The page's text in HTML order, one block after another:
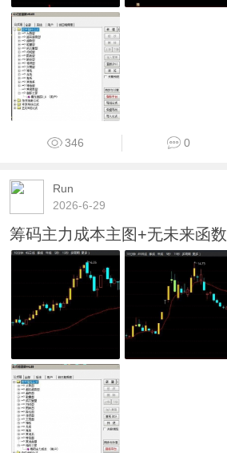
346 0
Run
2026-6-29
筹码主力成本主图+无未来函数